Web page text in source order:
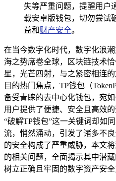
失等严重问题，提醒用户
载安卓版钱包，切勿尝试
益和财产安全。
在当今数字化时代，数字化浪
海之势席卷全球，区块链技术
星，光芒四射，与之紧密相连
目的热门焦点，TP钱包（
备受青睐的去中心化钱包，宛
用户提供了便捷、安全且高效
“破解TP钱包”这一关键词却如
流，悄然涌动，引发了诸多不
的安全构成了严重威胁，本文
的相关问题，全面揭示其中潜
树立正确且牢固的数字资产安全